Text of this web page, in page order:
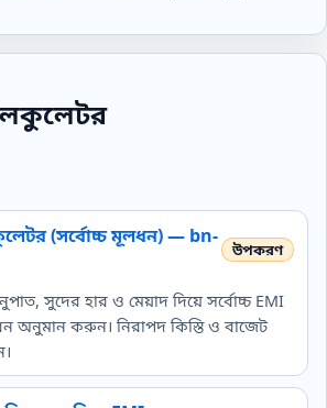
(সর্বোচ্চ মূলধন) — bn-
সুদের হার ও মেয়াদ দিয়ে সর্বোচ্চ EMI
অনুমান করুন। নিরাপদ কিস্তি ও বাজেট